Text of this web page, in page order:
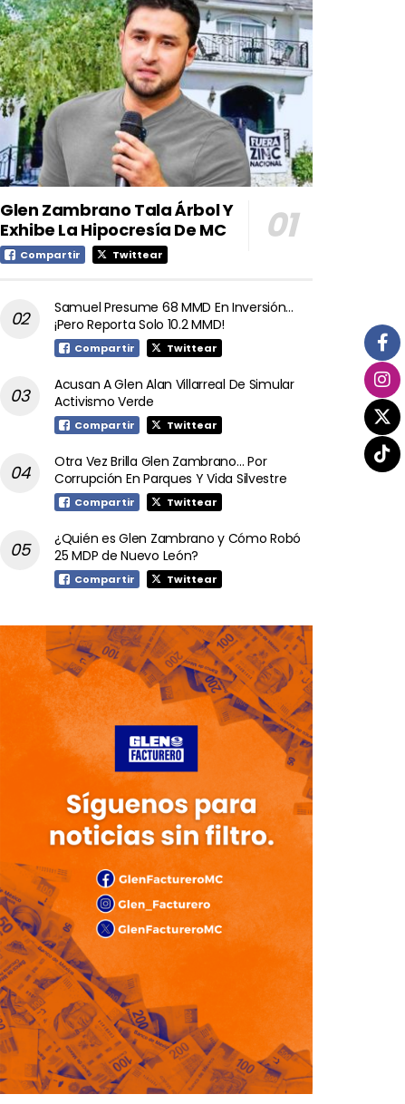
Glen Zambrano Tala Árbol Y
Exhibe La Hipocresía De MC
Compartir Twittear
Samuel Presume 68 MMD En Inversión…
¡Pero Reporta Solo 10.2 MMD!
Compartir Twittear
Acusan A Glen Alan Villarreal De Simular
Activismo Verde
Compartir Twittear
Otra Vez Brilla Glen Zambrano… Por
Corrupción En Parques Y Vida Silvestre
Compartir Twittear
¿Quién es Glen Zambrano y Cómo Robó
25 MDP de Nuevo León?
Compartir Twittear